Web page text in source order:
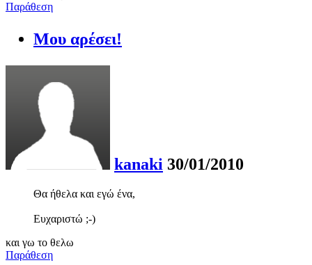
Παράθεση
Μου αρέσει!
kanaki 30/01/2010
Θα ήθελα και εγώ ένα,
Ευχαριστώ ;-)
και γω το θελω
Παράθεση